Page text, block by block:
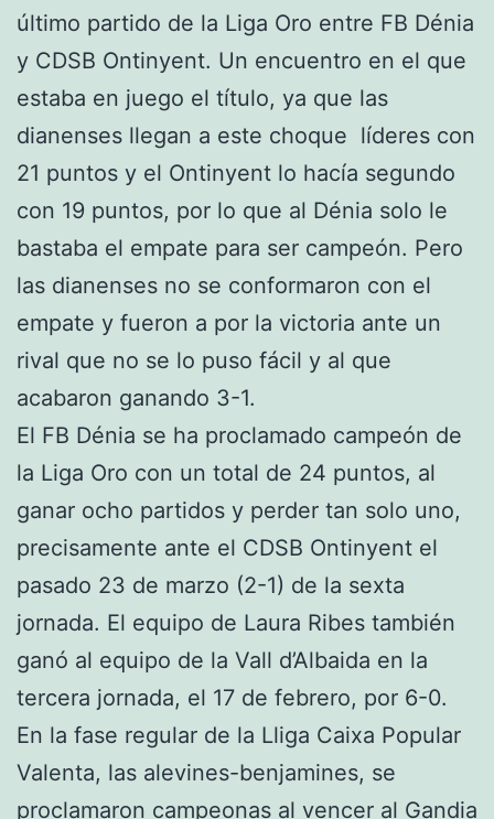
último partido de la Liga Oro entre FB Dénia
y CDSB Ontinyent. Un encuentro en el que
estaba en juego el título, ya que las
dianenses llegan a este choque líderes con
21 puntos y el Ontinyent lo hacía segundo
con 19 puntos, por lo que al Dénia solo le
bastaba el empate para ser campeón. Pero
las dianenses no se conformaron con el
empate y fueron a por la victoria ante un
rival que no se lo puso fácil y al que
acabaron ganando 3-1.
El FB Dénia se ha proclamado campeón de
la Liga Oro con un total de 24 puntos, al
ganar ocho partidos y perder tan solo uno,
precisamente ante el CDSB Ontinyent el
pasado 23 de marzo (2-1) de la sexta
jornada. El equipo de Laura Ribes también
ganó al equipo de la Vall d’Albaida en la
tercera jornada, el 17 de febrero, por 6-0.
En la fase regular de la Lliga Caixa Popular
Valenta, las alevines-benjamines, se
proclamaron campeonas al vencer al Gandia